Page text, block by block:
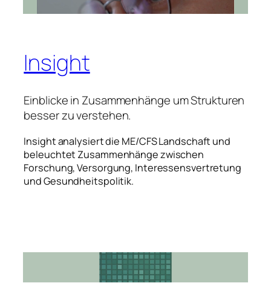
Insight
Einblicke in Zusammenhänge um Strukturen
besser zu verstehen.
Insight analysiert die ME/CFS Landschaft und
beleuchtet Zusammenhänge zwischen
Forschung, Versorgung, Interessensvertretung
und Gesundheitspolitik.